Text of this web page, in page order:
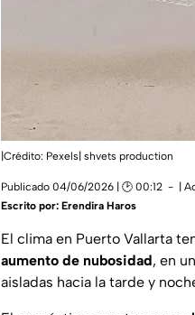
|Crédito: Pexels| shvets production
Publicado 04/06/2026 | 🕑 00:12 |
Escrito por: Erendira Haros
El clima en Puerto Vallarta
aumento de nubosidad, en
aisladas hacia la tarde y